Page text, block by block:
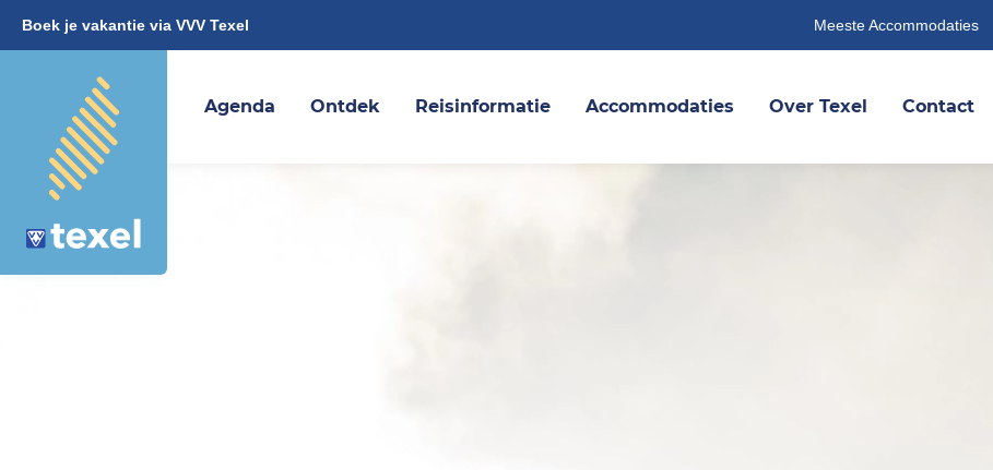
Boek je vakantie via VVV Texel Meeste Accommodaties
Agenda Ontdek Reisinformatie Accommodaties Over Texel Contact